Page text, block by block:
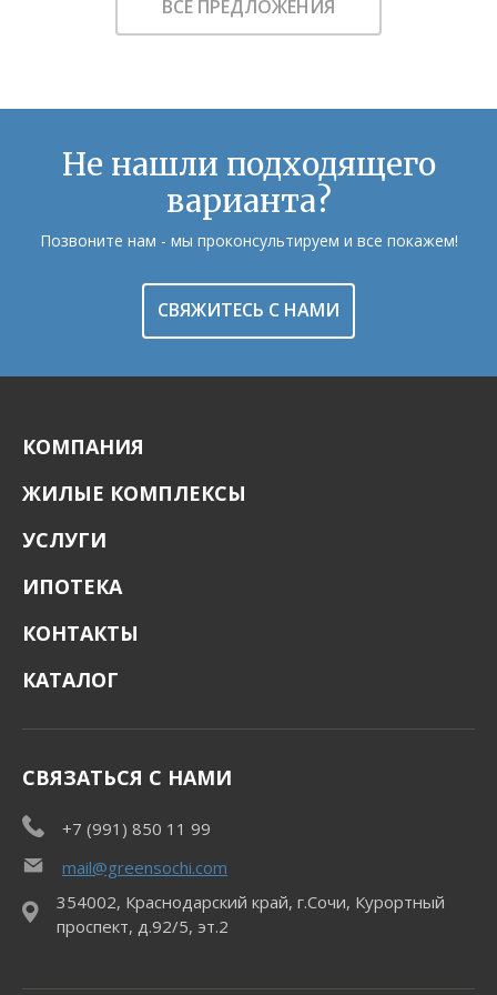
ВСЕ ПРЕДЛОЖЕНИЯ
Не нашли подходящего
варианта?
Позвоните нам - мы проконсультируем и все покажем!
СВЯЖИТЕСЬ С НАМИ
КОМПАНИЯ
ЖИЛЫЕ КОМПЛЕКСЫ
УСЛУГИ
ИПОТЕКА
КОНТАКТЫ
КАТАЛОГ
СВЯЗАТЬСЯ С НАМИ
+7 (991) 850 11 99
mail@greensochi.com
354002, Краснодарский край, г.Сочи, Курортный
проспект, д.92/5, эт.2